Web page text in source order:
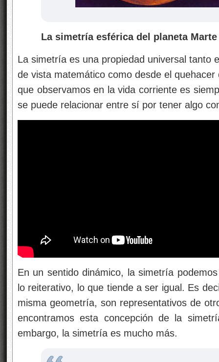
La simetría esférica del planeta Marte
La simetría es una propiedad universal tanto
de vista matemático como desde el
que observamos en la vida corriente es
se puede relacionar entre sí por tener algo
En un sentido dinámico, la simetría
lo reiterativo, lo que tiende a ser igual. Es
misma geometría, son representativos de
encontramos esta concepción de la
embargo, la simetría es mucho más.